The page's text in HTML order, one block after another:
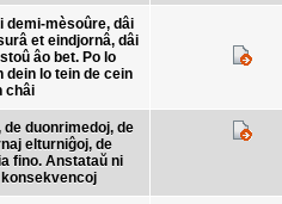
demi-mèsoûre, dâi
et eindjornâ, dâi
âo bet. Po lo
dein lo tein de cein
châi
duonrimedoj, de
elturniĝoj, de
fino. Anstataŭ ni